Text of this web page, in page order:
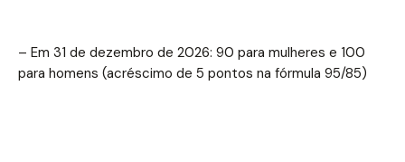
– Em 31 de dezembro de 2026: 90 para mulheres e 100
para homens (acréscimo de 5 pontos na fórmula 95/85)